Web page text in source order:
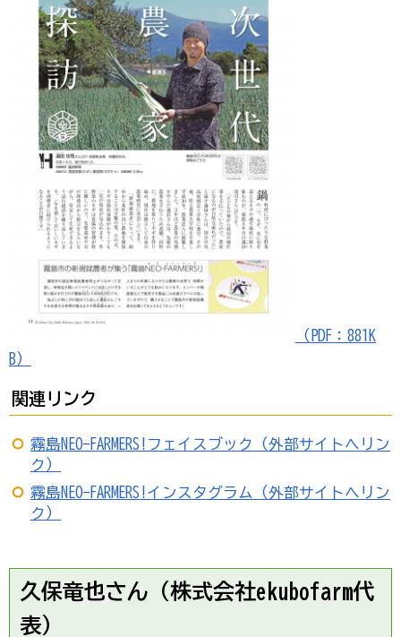
（PDF：881K
B）
関連リンク
霧島NEO-FARMERS!フェイスブック（外部サイトへリン
ク）
霧島NEO-FARMERS!インスタグラム（外部サイトへリン
ク）
久保竜也さん（株式会社ekubofarm代
表）